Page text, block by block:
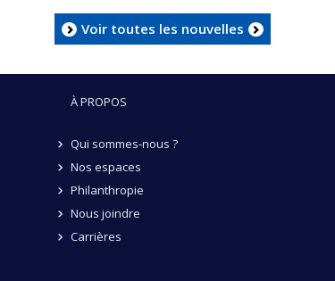
Voir toutes les nouvelles
À PROPOS
Qui sommes-nous ?
Nos espaces
Philanthropie
Nous joindre
Carrières